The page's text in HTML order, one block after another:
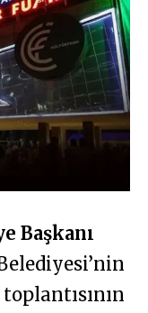
Başkanı